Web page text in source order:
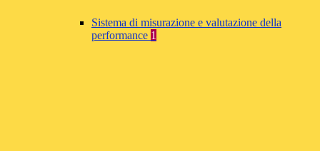
Sistema di misurazione e valutazione della
performance 1